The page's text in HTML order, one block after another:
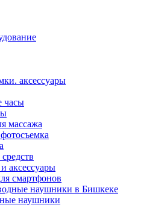
аксессуары
часы
массажа
аксессуары
смартфонов
наушники в Бишкеке
наушники